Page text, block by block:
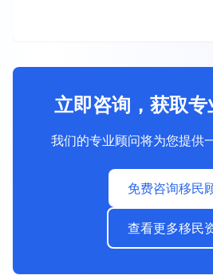
立即咨询，获取
我们的专业顾问将为您提供
免费咨询移民
查看更多移民